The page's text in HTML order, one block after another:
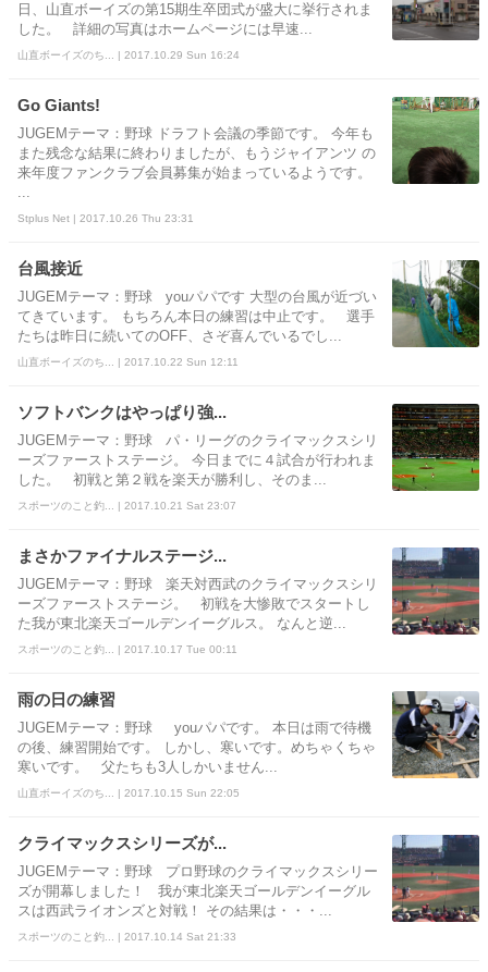
日、山直ボーイズの第15期生卒団式が盛大に挙行されま
した。 詳細の写真はホームページには早速...
山直ボーイズのち... | 2017.10.29 Sun 16:24
Go Giants!
JUGEMテーマ：野球 ドラフト会議の季節です。 今年も
また残念な結果に終わりましたが、もうジャイアンツ の
来年度ファンクラブ会員募集が始まっているようです。
Stplus Net | 2017.10.26 Thu 23:31
台風接近
JUGEMテーマ：野球 youパパです 大型の台風が近づい
てきています。 もちろん本日の練習は中止です。 選手
たちは昨日に続いてのOFF、さぞ喜んでいるでし...
山直ボーイズのち... | 2017.10.22 Sun 12:11
ソフトバンクはやっぱり強...
JUGEMテーマ：野球 パ・リーグのクライマックスシリ
ーズファーストステージ。 今日までに４試合が行われま
した。 初戦と第２戦を楽天が勝利し、そのま...
スポーツのこと釣... | 2017.10.21 Sat 23:07
まさかファイナルステージ...
JUGEMテーマ：野球 楽天対西武のクライマックスシリ
ーズファーストステージ。 初戦を大惨敗でスタートし
た我が東北楽天ゴールデンイーグルス。 なんと逆...
スポーツのこと釣... | 2017.10.17 Tue 00:11
雨の日の練習
JUGEMテーマ：野球 youパパです。 本日は雨で待機
の後、練習開始です。 しかし、寒いです。めちゃくちゃ
寒いです。 父たちも3人しかいません...
山直ボーイズのち... | 2017.10.15 Sun 22:05
クライマックスシリーズが...
JUGEMテーマ：野球 プロ野球のクライマックスシリー
ズが開幕しました！ 我が東北楽天ゴールデンイーグル
スは西武ライオンズと対戦！ その結果は・・・...
スポーツのこと釣... | 2017.10.14 Sat 21:33